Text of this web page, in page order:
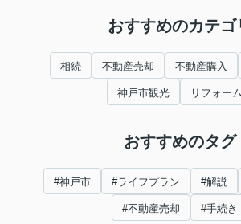
おすすめのカテゴ
相続 不動産売却 不動産購入
神戸市観光 リフォーム
おすすめのタグ
#神戸市 #ライフプラン #解説
#不動産売却 #手続き